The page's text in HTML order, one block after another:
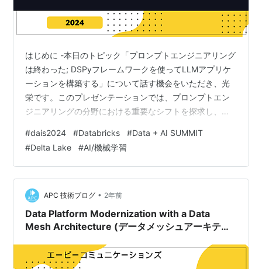
はじめに -本日のトピック「プロンプトエンジニアリング
は終わった; DSPyフレームワークを使ってLLMアプリケ
ーションを構築する」について話す機会をいただき、光
栄です。このプレゼンテーションでは、プロンプトエン
ジニアリングの分野における重要なシフトを探求し、
ています。 従来、プロンプトエンジニアリングの実践
は、手作業に近いものであり、目的の結果を達成するこ
とを願って一つ一つのプロンプトを慎重に作り上げるこ
とが一般的でした。しかし、このセッションでは、マイ
ンドセットの変化が急務であることを強調します。手作
業に代わり、DSPyフレームワークは…
#dais2024 #Databricks #Data + AI SUMMIT
#Delta Lake #AI/機械学習
APC 技術ブログ • 2年前
Data Platform Modernization with a Data
Mesh Architecture (データメッシュアーキテク